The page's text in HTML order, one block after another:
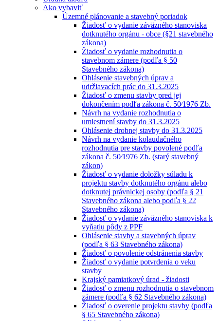
Ako vybaviť
Územné plánovanie a stavebný poriadok
Žiadosť o vydanie záväzného stanoviska
dotknutého orgánu - obce (§21 stavebného
zákona)
Žiadosť o vydanie rozhodnutia o
stavebnom zámere (podľa § 50
Stavebného zákona)
Ohlásenie stavebných úprav a
udržiavacích prác do 31.3.2025
Žiadosť o zmenu stavby pred jej
dokončením podľa zákona č. 50⁄1976 Zb.
Návrh na vydanie rozhodnutia o
umiestnení stavby do 31.3.2025
Ohlásenie drobnej stavby do 31.3.2025
Návrh na vydanie kolaudačného
rozhodnutia pre stavby povolené podľa
zákona č. 50⁄1976 Zb. (starý stavebný
zákon)
Žiadosť o vydanie doložky súladu k
projektu stavby dotknutého orgánu alebo
dotknutej právnickej osoby (podľa § 21
Stavebného zákona alebo podľa § 22
Stavebného zákona)
Žiadosť o vydanie záväzného stanoviska k
vyňatiu pôdy z PPF
Ohlásenie stavby a stavebných úprav
(podľa § 63 Stavebného zákona)
Žiadosť o povolenie odstránenia stavby
Žiadosť o vydanie potvrdenia o veku
stavby
Krajský pamiatkový úrad - žiadosti
Žiadosť o zmenu rozhodnutia o stavebnom
zámere (podľa § 62 Stavebného zákona)
Žiadosť o overenie projektu stavby (podľa
§ 65 Stavebného zákona)